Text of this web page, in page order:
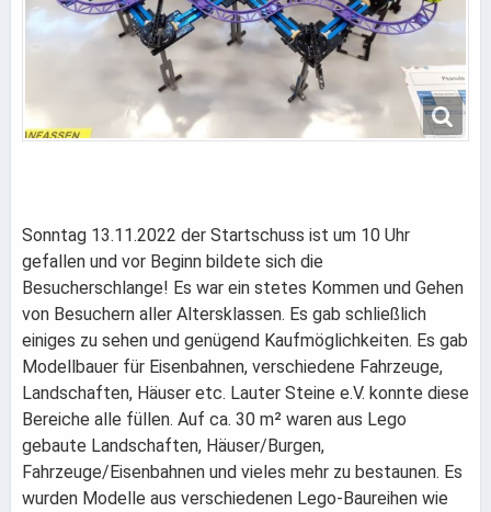
Sonntag 13.11.2022 der Startschuss ist um 10 Uhr
gefallen und vor Beginn bildete sich die
Besucherschlange! Es war ein stetes Kommen und Gehen
von Besuchern aller Altersklassen. Es gab schließlich
einiges zu sehen und genügend Kaufmöglichkeiten. Es gab
Modellbauer für Eisenbahnen, verschiedene Fahrzeuge,
Landschaften, Häuser etc. Lauter Steine e.V. konnte diese
Bereiche alle füllen. Auf ca. 30 m² waren aus Lego
gebaute Landschaften, Häuser/Burgen,
Fahrzeuge/Eisenbahnen und vieles mehr zu bestaunen. Es
wurden Modelle aus verschiedenen Lego-Baureihen wie